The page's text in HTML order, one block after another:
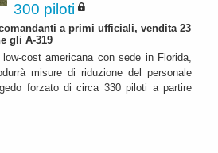
300 piloti
a primi ufficiali, vendita 23
gli A-319
cost americana con sede in Florida,
misure di riduzione del personale
forzato di circa 330 piloti a partire